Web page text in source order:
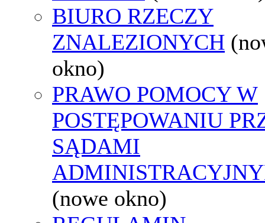
BIURO RZECZY
ZNALEZIONYCH
okno)
PRAWO POMOCY W
POSTĘPOWANIU
SĄDAMI
(nowe okno)